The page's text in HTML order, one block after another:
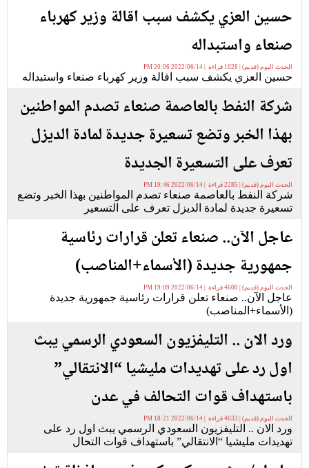
حسين العزي يكشف سبب اقالة وزير كهرباء
صنعاء واستبداله
الحدث اليوم (قديم) | 1028 قراءة | 2022/06/14 20:06 PM
حسين العزي يكشف سبب اقالة وزير كهرباء صنعاء واستبداله
شركة النفط بالعاصمة صنعاء تصدم المواطنين
بهذا الخبر وتضع تسعيرة جديدة لمادة الديزل
تعرف على التسعيرة الجديدة
الحدث اليوم (قديم) | 2285 قراءة | 2022/06/14 19:46 PM
شركة النفط بالعاصمة صنعاء تصدم المواطنين بهذا الخبر وتضع
تسعيرة جديدة لمادة الديزل تعرف على التسعير
عاجل الآن.. صنعاء تعلن قرارات رئاسية
جمهورية جديدة (الأسماء+المناصب)
الحدث اليوم (قديم) | 4600 قراءة | 2022/06/14 19:09 PM
عاجل الآن.. صنعاء تعلن قرارات رئاسية جمهورية جديدة
(الأسماء+المناصب)
ورد الان .. التليفزيون السعودي الرسمي يبث
اول رد على تهديدات مليشيا “الانتقالي”
باستهداف قوات التحالف في عدن
الحدث اليوم (قديم) | 4633 قراءة | 2022/06/14 18:21 PM
ورد الان .. التليفزيون السعودي الرسمي يبث اول رد على
تهديدات مليشيا “الانتقالي” باستهداف قوات التحال